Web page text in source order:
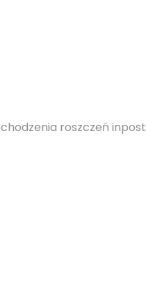
roszczeń inpost